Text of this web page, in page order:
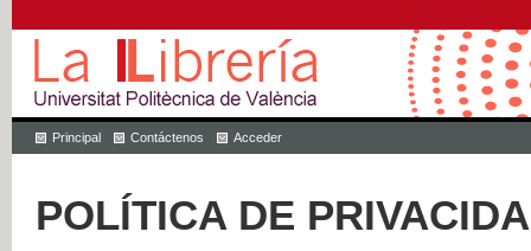
Principal Contáctenos Acceder
POLÍTICA DE